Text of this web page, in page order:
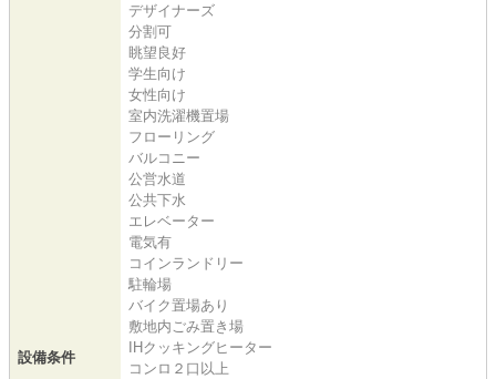
設備条件
デザイナーズ
分割可
眺望良好
学生向け
女性向け
室内洗濯機置場
フローリング
バルコニー
公営水道
公共下水
エレベーター
電気有
コインランドリー
駐輪場
バイク置場あり
敷地内ごみ置き場
IHクッキングヒーター
コンロ２口以上